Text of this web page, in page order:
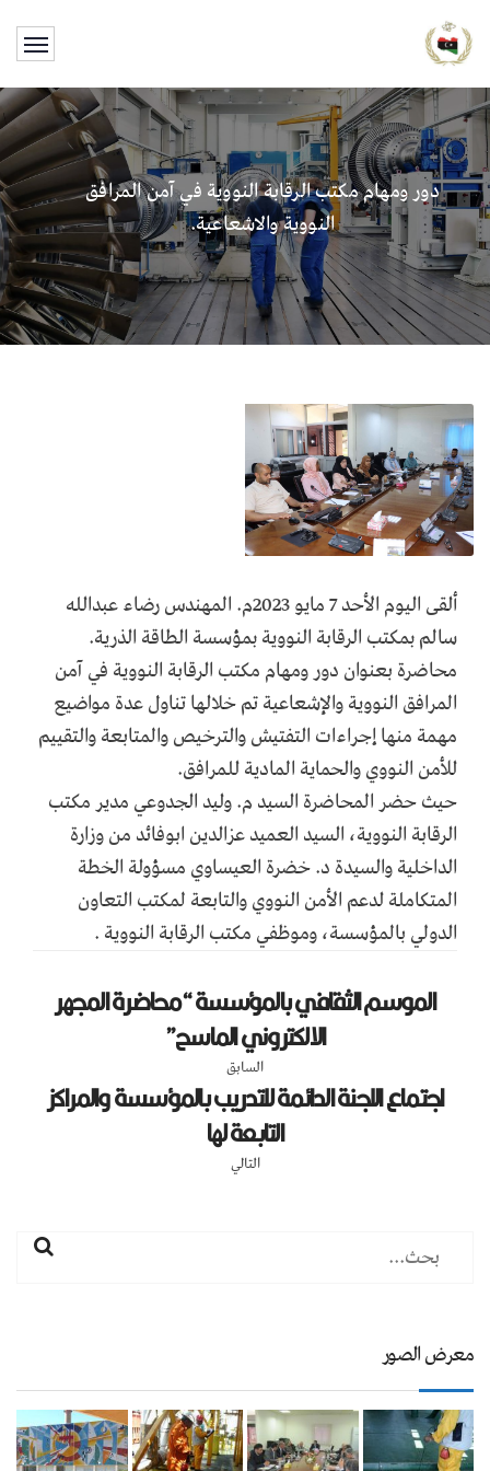
دور ومهام مكتب الرقابة النووية في آمن المرافق
النووية والاشعاعية.
ألقى اليوم الأحد 7 مايو 2023م. المهندس رضاء عبدالله
سالم بمكتب الرقابة النووية بمؤسسة الطاقة الذرية.
محاضرة بعنوان دور ومهام مكتب الرقابة النووية في آمن
المرافق النووية والإشعاعية تم خلالها تناول عدة مواضيع
مهمة منها إجراءات التفتيش والترخيص والمتابعة والتقييم
للأمن النووي والحماية المادية للمرافق.
حيث حضر المحاضرة السيد م. وليد الجدوعي مدير مكتب
الرقابة النووية، السيد العميد عزالدين ابوفائد من وزارة
الداخلية والسيدة د. خضرة العيساوي مسؤولة الخطة
المتكاملة لدعم الأمن النووي والتابعة لمكتب التعاون
الدولي بالمؤسسة، وموظفي مكتب الرقابة النووية .
الموسم الثقافي بالمؤسسة “محاضرة المجهر
الالكتروني الماسح”
السابق
اجتماع اللجنة الدائمة للتدريب بالمؤسسة والمراكز
التابعة لها
التالي
معرض الصور